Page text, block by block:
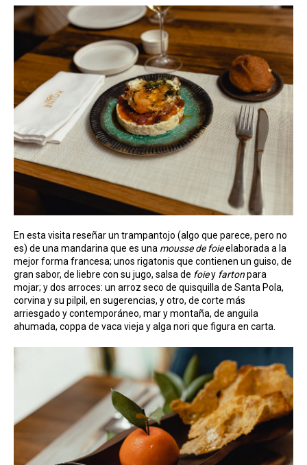
En esta visita reseñar un trampantojo (algo que parece, pero no
es) de una mandarina que es una mousse de foieelaborada a la
mejor forma francesa; unos rigatonis que contienen un guiso, de
gran sabor, de liebre con su jugo, salsa de foiey fartonpara
mojar; y dos arroces: un arroz seco de quisquilla de Santa Pola,
corvina y su pilpil, en sugerencias, y otro, de corte más
arriesgado y contemporáneo, mar y montaña, de anguila
ahumada, coppa de vaca vieja y alga nori que figura en carta.